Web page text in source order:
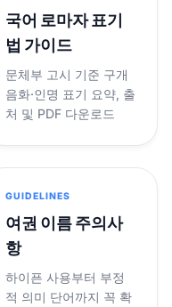
국어 로마자 표기
법 가이드
문체부 고시 기준 구개
음화·인명 표기 요약, 출
처 및 PDF 다운로드
GUIDELINES
여권 이름 주의사
항
하이픈 사용부터 부정
적 의미 단어까지 꼭 확